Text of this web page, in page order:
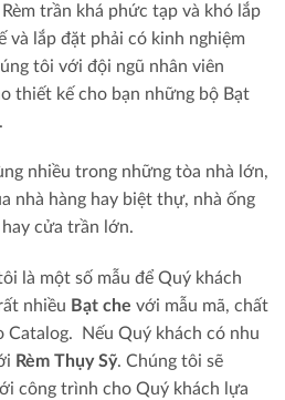
trần khá phức tạp và khó lắp
lắp đặt phải có kinh nghiệm
tôi với đội ngũ nhân viên
thiết kế cho bạn những bộ Bạt
nhiều trong những tòa nhà lớn,
nhà hàng hay biệt thự, nhà ống
cửa trần lớn.
là một số mẫu để Quý khách
nhiều Bạt che với mẫu mã, chất
Catalog. Nếu Quý khách có nhu
Rèm Thụy Sỹ. Chúng tôi sẽ
công trình cho Quý khách lựa